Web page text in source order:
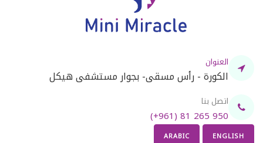
العنوان
الكورة - رأس مسقى- بجوار مستشفى هيكل
اتصل بنا
(+961) 81 265 950
ENGLISH
ARABIC